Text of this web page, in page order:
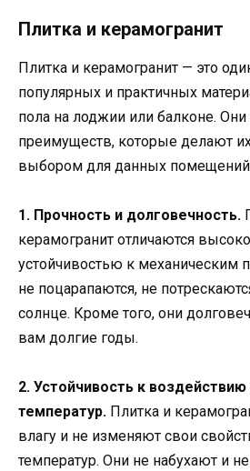
Плитка и керамогранит
Плитка и керамогранит — это
популярных и практичных
пола на лоджии или балконе.
преимуществ, которые делают
выбором для данных
1. Прочность и долговечность.
керамогранит отличаются
устойчивостью к механическим
не поцарапаются, не
солнце. Кроме того, они
вам долгие годы.
2. Устойчивость к
температур. Плитка и
влагу и не изменяют свои
температур. Они не набухают и